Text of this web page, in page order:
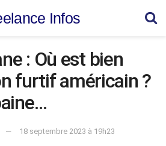
Infos
: Où est bien
furtif américain ?
18 septembre 2023 à 19h23